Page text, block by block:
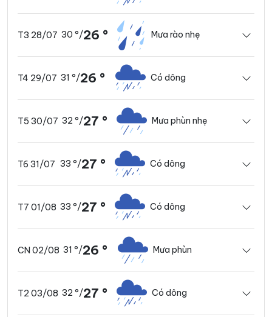
T3 28/07 30 °/26 ° Mưa rào nhẹ
T4 29/07 31 °/26 ° Có dông
T5 30/07 32 °/27 ° Mưa phùn nhẹ
T6 31/07 33 °/27 ° Có dông
T7 01/08 33 °/27 ° Có dông
CN 02/08 31 °/26 ° Mưa phùn
T2 03/08 32 °/27 ° Có dông